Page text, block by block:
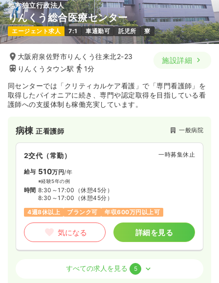
地方独立行政法人
りんくう総合医療センター
エージェント求人 7:1 車通勤可 託児所 寮
大阪府泉佐野市りんくう往来北2-23
りんくうタウン駅
1分
施設詳細
同センターでは「クリティカルケア看護」で「専門看護師」を
取得したパイオニアに続き、専門や認定取得を目指している看
護師への支援体制も稼働充実しています。
病棟正看護師 一般病院
2交代（常勤） 一時募集休止
給与 510万円/年
※経験5年の例
時間 8:30～17:00 （休憩45分）
8:30～17:00 （休憩45分）
4週8休以上
ブランク可 年収600万円以上可
気になる 詳細を見る
すべての求人を見る 5